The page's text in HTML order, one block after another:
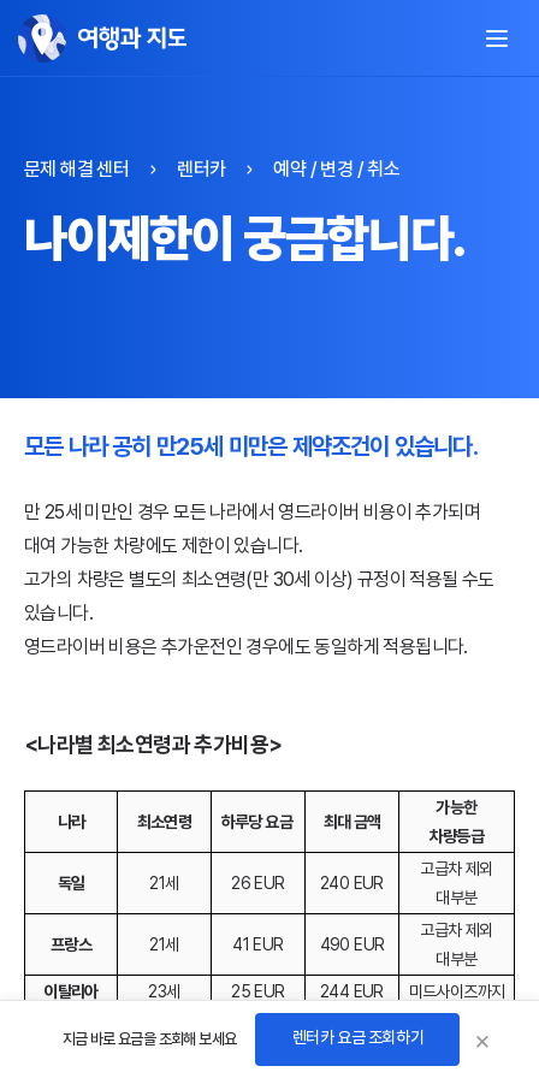
문제 해결 센터 렌터카 예약 / 변경 / 취소
나이제한이 궁금합니다.
모든 나라 공히 만25세 미만은 제약조건이 있습니다.
만 25세 미만인 경우 모든 나라에서 영드라이버 비용이 추가되며
대여 가능한 차량에도 제한이 있습니다.
고가의 차량은 별도의 최소연령(만 30세 이상) 규정이 적용될 수도
있습니다.
영드라이버 비용은 추가운전인 경우에도 동일하게 적용됩니다.
<나라별 최소연령과 추가비용>
나라 최소연령 하루당 요금 최대 금액
가능한
차량등급
독일 21세 26 EUR 240 EUR
고급차 제외
대부분
프랑스 21세 41 EUR 490 EUR
고급차 제외
대부분
이탈리아
23세 25 EUR 244 EUR 미드사이즈까지
스위스 19세 19 CHF 190 CHF
대부분
지금 바로 요금을 조회해 보세요 렌터카 요금 조회하기 ×